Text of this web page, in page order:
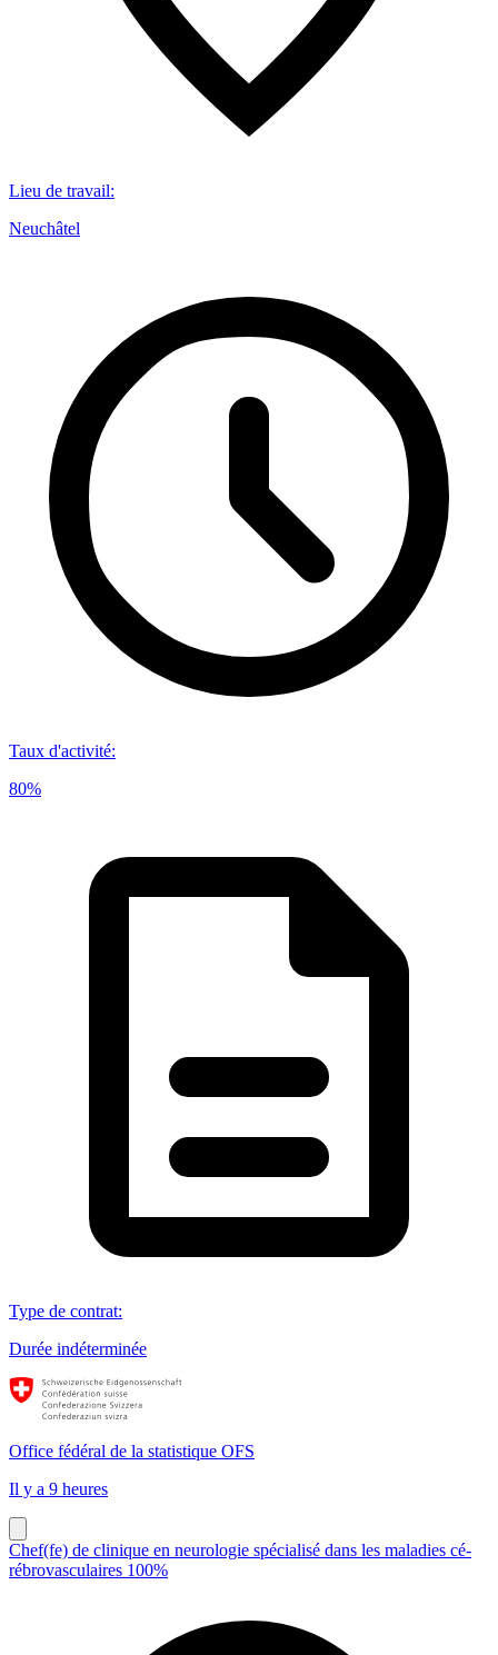
Lieu de travail:
Neuchâtel
Taux d'activité:
80%
Type de contrat:
Durée indéterminée
Office fédéral de la statistique OFS
Il y a 9 heures
Chef(fe) de clinique en neurologie spécialisé dans les maladies cé-
rébrovasculaires 100%